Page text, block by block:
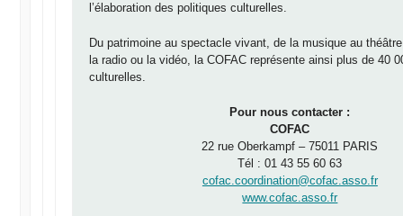
l’élaboration des politiques culturelles.
Du patrimoine au spectacle vivant, de la musique au
la radio ou la vidéo, la COFAC représente ainsi plus de 40
culturelles.
Pour nous contacter :
COFAC
22 rue Oberkampf – 75011 PARIS
Tél : 01 43 55 60 63
cofac.coordination@cofac.asso.fr
www.cofac.asso.fr